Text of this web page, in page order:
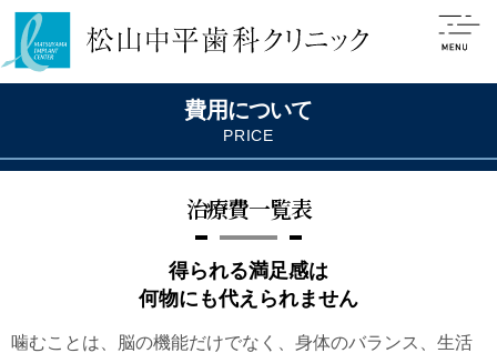
費用について
PRICE
治療費一覧表
得られる満足感は
何物にも代えられません
噛むことは、脳の機能だけでなく、身体のバランス、生活